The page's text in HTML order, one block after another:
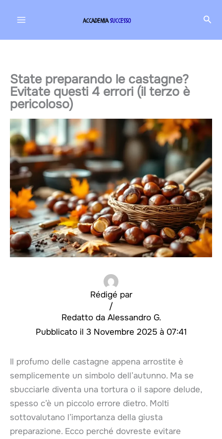
State preparando le castagne?
Evitate questi 4 errori (il terzo è
pericoloso)
Rédigé par
Alessandro G.
/
3 Novembre 2025 à 07:41
Il profumo delle castagne appena arrostite è
semplicemente un simbolo dell’autunno. Ma se
sbucciarle diventa una tortura o il sapore delude,
spesso c’è un piccolo errore dietro. Molti
sottovalutano l’importanza della giusta
preparazione. Ecco perché dovreste evitare